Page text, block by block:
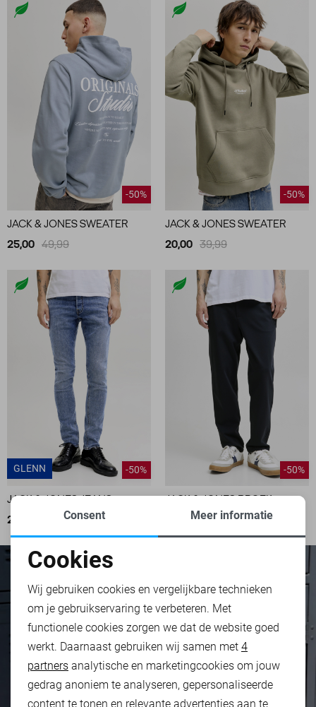
-50%
JACK & JONES SWEATER
25,00 49,99
-50%
JACK & JONES SWEATER
20,00 39,99
GLENN -50%
JACK & JONES JEANS
20,00 39,99
-50%
JACK & JONES BROEK
30,00 59,99
Noodzakelijke cookies
Personalisatie cookies
Analytische cookies
Marketing cookies
Consent Meer informatie
Cookies
Wij gebruiken cookies en vergelijkbare technieken
om je gebruikservaring te verbeteren. Met
functionele cookies zorgen we dat de website goed
werkt. Daarnaast gebruiken wij samen met 4
partners analytische en marketingcookies om jouw
gedrag anoniem te analyseren, gepersonaliseerde
content te tonen en relevante advertenties aan te